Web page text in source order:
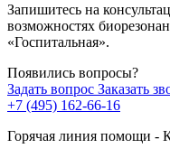
Запишитесь на
возможностях
«Госпитальная».
Появились вопросы?
Задать вопрос Заказать
+7 (495) 162-66-16
Горячая линия помощи -